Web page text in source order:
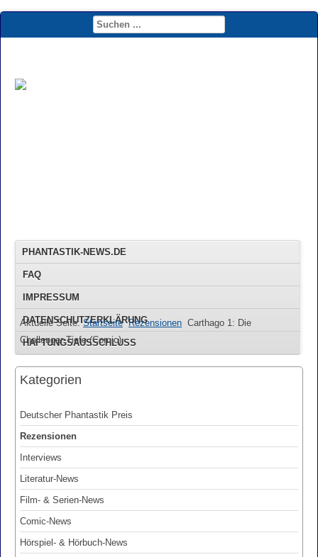
PHANTASTIK-NEWS.DE
FAQ
IMPRESSUM
DATENSCHUTZERKLÄRUNG
HAFTUNGSAUSSCHLUSS
Aktuelle Seite:Startseite Rezensionen Carthago 1: Die
Challenger-Tiefe (Comic)
Kategorien
Deutscher Phantastik Preis
Rezensionen
Interviews
Literatur-News
Film- & Serien-News
Comic-News
Hörspiel- & Hörbuch-News